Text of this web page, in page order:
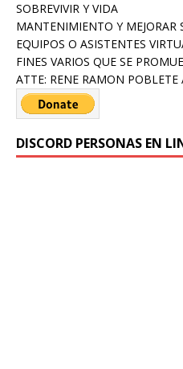
SOBREVIVIR Y VIDA
MANTENIMIENTO Y MEJORAR
EQUIPOS O ASISTENTES
FINES VARIOS QUE SE
ATTE: RENE RAMON
DISCORD PERSONAS EN